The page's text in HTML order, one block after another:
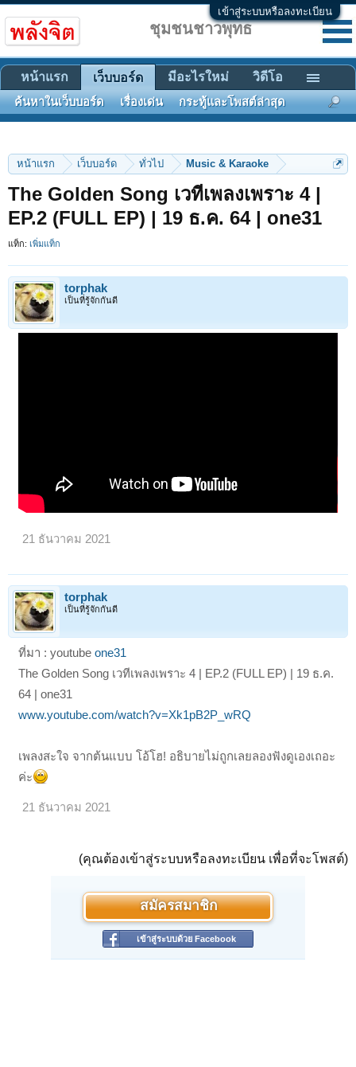
เข้าสู่ระบบหรือลงทะเบียน
หน้าแรก เว็บบอร์ด ทั่วไป Music & Karaoke
The Golden Song เวทีเพลงเพราะ 4 |
EP.2 (FULL EP) | 19 ธ.ค. 64 | one31
แท็ก: เพิ่มแท็ก
torphak
เป็นที่รู้จักกันดี
21 ธันวาคม 2021
torphak
เป็นที่รู้จักกันดี
ที่มา : youtubeone31
The Golden Song เวทีเพลงเพราะ 4 | EP.2 (FULL EP) | 19 ธ.ค.
64 | one31
www.youtube.com/watch?v=Xk1pB2P_wRQ
เพลงสะใจ จากต้นแบบ โอ้โฮ! อธิบายไม่ถูกเลยลองฟังดูเองเถอะ
ค่ะ
21 ธันวาคม 2021
(คุณต้องเข้าสู่ระบบหรือลงทะเบียน เพื่อที่จะโพสต์)
สมัครสมาชิก
เข้าสู่ระบบด้วย Facebook
ชุมชนชาวพุทธ
หน้าแรก เว็บบอร์ด
ค้นหาในเว็บบอร์ด เรื่องเด่น กระทู้และโพสต์ล่าสุด
มีอะไรใหม่ วิดีโอ